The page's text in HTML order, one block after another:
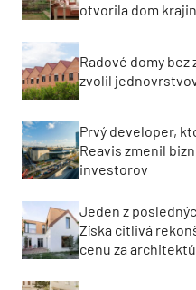
otvorila dom
Radové domy
zvolil
Prvý developer,
Reavis zmenil
investorov
Jeden z
Získa citlivá
cenu za